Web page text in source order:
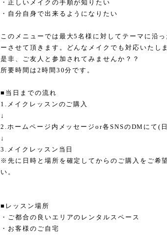
・正しいメイクの手順が知りたい
・自分自身で出来るようになりたい
このメニューでは最大5名様に対してテーマに沿
ーさせて頂きます。どんなメイクでも対応いたし
是非、ご友人と参加されてみませんか？？
所要時間は2時間30分です。
■当日までの流れ
1.メイクレッスンのご購入
↓
2.ホームページ内メッセージor各SNSのDMにて(
↓
3.メイクレッスン当日
※先に日時と場所を確定してからのご購入をご希
い。
■レッスン場所
・ご都合の良いエリアのレンタルスペース
・お客様のご自宅